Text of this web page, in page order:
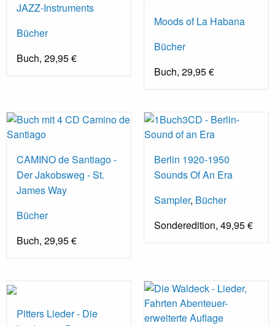
JAZZ-Instruments
Bücher
Buch, 29,95 €
Moods of La Habana
Bücher
Buch, 29,95 €
CAMINO de Santiago -
Der Jakobsweg - St.
James Way
Bücher
Buch, 29,95 €
Berlin 1920-1950
Sounds Of An Era
Sampler, Bücher
Sonderedition, 49,95 €
Pitters Lieder - Die